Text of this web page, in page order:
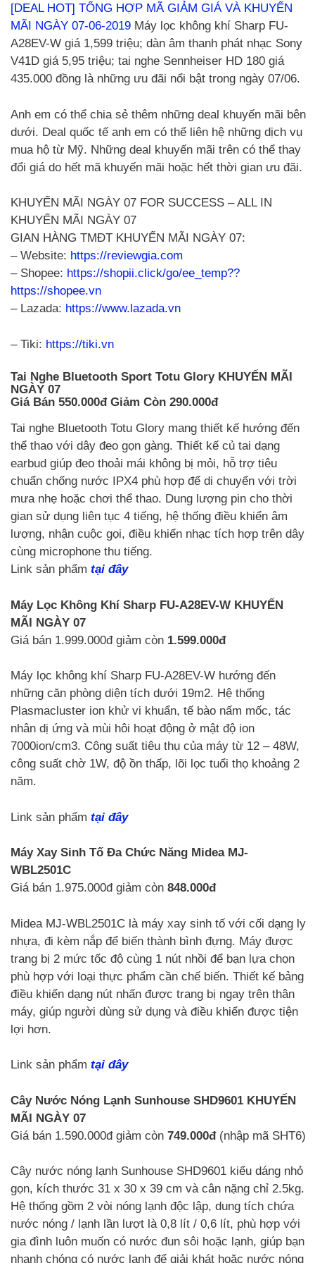
[DEAL HOT] TỔNG HỢP MÃ GIẢM GIÁ VÀ KHUYẾN
MÃI NGÀY 07-06-2019 Máy lọc không khí Sharp FU-
A28EV-W giá 1,599 triệu; dàn âm thanh phát nhạc Sony
V41D giá 5,95 triệu; tai nghe Sennheiser HD 180 giá
435.000 đồng là những ưu đãi nổi bật trong ngày 07/06.
Anh em có thể chia sẻ thêm những deal khuyến mãi bên
dưới. Deal quốc tế anh em có thể liên hệ những dịch vụ
mua hộ từ Mỹ. Những deal khuyến mãi trên có thể thay
đổi giá do hết mã khuyến mãi hoặc hết thời gian ưu đãi.
KHUYẾN MÃI NGÀY 07 FOR SUCCESS – ALL IN
KHUYẾN MÃI NGÀY 07
GIAN HÀNG TMĐT KHUYẾN MÃI NGÀY 07:
– Website: https://reviewgia.com
– Shopee: https://shopii.click/go/ee_temp??
https://shopee.vn
– Lazada: https://www.lazada.vn
– Tiki: https://tiki.vn
Tai Nghe Bluetooth Sport Totu Glory KHUYẾN MÃI
NGÀY 07
Giá Bán 550.000đ Giảm Còn 290.000đ
Tai nghe Bluetooth Totu Glory mang thiết kế hướng đến
thể thao với dây đeo gọn gàng. Thiết kế củ tai dạng
earbud giúp đeo thoải mái không bị mỏi, hỗ trợ tiêu
chuẩn chống nước IPX4 phù hợp để di chuyển với trời
mưa nhẹ hoặc chơi thể thao. Dung lượng pin cho thời
gian sử dụng liên tục 4 tiếng, hệ thống điều khiển âm
lượng, nhận cuộc gọi, điều khiển nhạc tích hợp trên dây
cùng microphone thu tiếng.
Link sản phẩm tại đây
Máy Lọc Không Khí Sharp FU-A28EV-W KHUYẾN
MÃI NGÀY 07
Giá bán 1.999.000đ giảm còn 1.599.000đ
Máy lọc không khí Sharp FU-A28EV-W hướng đến
những căn phòng diện tích dưới 19m2. Hệ thống
Plasmacluster ion khử vi khuẩn, tế bào nấm mốc, tác
nhân dị ứng và mùi hôi hoạt động ở mật độ ion
7000ion/cm3. Công suất tiêu thụ của máy từ 12 – 48W,
công suất chờ 1W, độ ồn thấp, lõi lọc tuổi thọ khoảng 2
năm.
Link sản phẩm tại đây
Máy Xay Sinh Tố Đa Chức Năng Midea MJ-
WBL2501C
Giá bán 1.975.000đ giảm còn 848.000đ
Midea MJ-WBL2501C là máy xay sinh tố với cối dạng ly
nhựa, đi kèm nắp để biến thành bình đựng. Máy được
trang bị 2 mức tốc độ cùng 1 nút nhồi để bạn lựa chọn
phù hợp với loại thực phẩm cần chế biến. Thiết kế bảng
điều khiển dạng nút nhấn được trang bị ngay trên thân
máy, giúp người dùng sử dụng và điều khiển được tiện
lợi hơn.
Link sản phẩm tại đây
Cây Nước Nóng Lạnh Sunhouse SHD9601 KHUYẾN
MÃI NGÀY 07
Giá bán 1.590.000đ giảm còn 749.000đ(nhập mã SHT6)
Cây nước nóng lạnh Sunhouse SHD9601 kiểu dáng nhỏ
gọn, kích thước 31 x 30 x 39 cm và cân nặng chỉ 2.5kg.
Hệ thống gồm 2 vòi nóng lạnh độc lập, dung tích chứa
nước nóng / lạnh lần lượt là 0,8 lít / 0,6 lít, phù hợp với
gia đình luôn muốn có nước đun sôi hoặc lạnh, giúp bạn
nhanh chóng có nước lạnh để giải khát hoặc nước nóng